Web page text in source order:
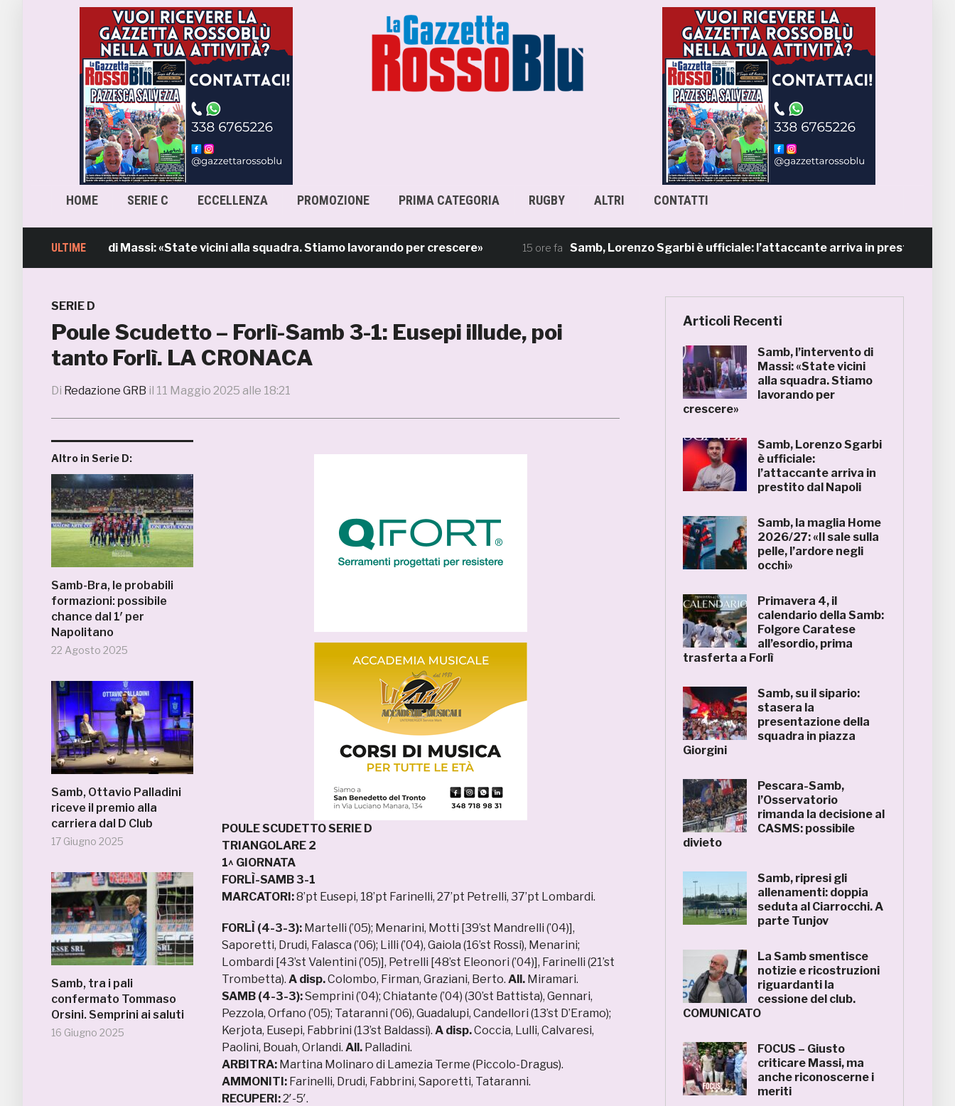
HOME SERIE C ECCELLENZA PROMOZIONE PRIMA CATEGORIA RUGBY ALTRI CONTATTI
ULTIME
l’intervento di Massi: «State vicini alla squadra. Stiamo lavorando per crescere» 15 ore fa Samb, Lorenzo Sgarbi è ufficiale: l’attaccante arriva in prestito dal Napoli
SERIE D
Poule Scudetto – Forlì-Samb 3-1: Eusepi illude, poi
tanto Forlì. LA CRONACA
Di Redazione GRB il 11 Maggio 2025 alle 18:21
Altro in Serie D:
Samb-Bra, le probabili
formazioni: possibile
chance dal 1′ per
Napolitano
22 Agosto 2025
Samb, Ottavio Palladini
riceve il premio alla
carriera dal D Club
17 Giugno 2025
Samb, tra i pali
confermato Tommaso
Orsini. Semprini ai saluti
16 Giugno 2025
POULE SCUDETTO SERIE D
TRIANGOLARE 2
1^ GIORNATA
FORLÌ-SAMB 3-1
MARCATORI:8’pt Eusepi, 18’pt Farinelli, 27’pt Petrelli, 37’pt Lombardi.
FORLÌ (4-3-3): Martelli (’05); Menarini, Motti [39’st Mandrelli (’04)],
Saporetti, Drudi, Falasca (’06); Lilli (’04), Gaiola (16’st Rossi), Menarini;
Lombardi [43’st Valentini (’05)], Petrelli [48’st Eleonori (’04)], Farinelli (21’st
Trombetta). A disp.Colombo, Firman, Graziani, Berto. All. Miramari.
SAMB (4-3-3):Semprini (’04); Chiatante (’04) (30’st Battista), Gennari,
Pezzola, Orfano (’05); Tataranni (’06), Guadalupi, Candellori (13’st D’Eramo);
Kerjota, Eusepi, Fabbrini (13’st Baldassi). A disp.Coccia, Lulli, Calvaresi,
Paolini, Bouah, Orlandi. All. Palladini.
ARBITRA: Martina Molinaro di Lamezia Terme (Piccolo-Dragus).
AMMONITI: Farinelli, Drudi, Fabbrini, Saporetti, Tataranni.
RECUPERI:2′-5′.
Articoli Recenti
Samb, l’intervento di
Massi: «State vicini
alla squadra. Stiamo
lavorando per
crescere»
Samb, Lorenzo Sgarbi
è ufficiale:
l’attaccante arriva in
prestito dal Napoli
Samb, la maglia Home
2026/27: «Il sale sulla
pelle, l’ardore negli
occhi»
Primavera 4, il
calendario della Samb:
Folgore Caratese
all’esordio, prima
trasferta a Forlì
Samb, su il sipario:
stasera la
presentazione della
squadra in piazza
Giorgini
Pescara-Samb,
l’Osservatorio
rimanda la decisione al
CASMS: possibile
divieto
Samb, ripresi gli
allenamenti: doppia
seduta al Ciarrocchi. A
parte Tunjov
La Samb smentisce
notizie e ricostruzioni
riguardanti la
cessione del club.
COMUNICATO
FOCUS – Giusto
criticare Massi, ma
anche riconoscerne i
meriti